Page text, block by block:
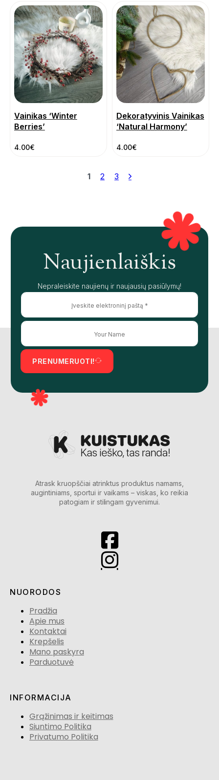
Vainikas ‘Winter
Berries’
4.00€
Dekoratyvinis Vainikas
‘Natural Harmony’
4.00€
1 2 3
Naujienlaiškis
Nepraleiskite naujienų ir naujausių pasiūlymų!
PRENUMERUOTI!
Atrask kruopščiai atrinktus produktus namams,
augintiniams, sportui ir vaikams – viskas, ko reikia
patogiam ir stilingam gyvenimui.
NUORODOS
Pradžia
Apie mus
Kontaktai
Krepšelis
Mano paskyra
Parduotuvė
INFORMACIJA
Grąžinimas ir keitimas
Siuntimo Politika
Privatumo Politika